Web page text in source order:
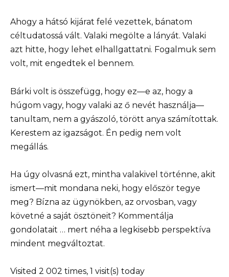
Ahogy a hátsó kijárat felé vezettek, bánatom
céltudatossá vált. Valaki megölte a lányát. Valaki
azt hitte, hogy lehet elhallgattatni. Fogalmuk sem
volt, mit engedtek el bennem.
Bárki volt is összefügg, hogy ez—e az, hogy a
húgom vagy, hogy valaki az ő nevét használja—
tanultam, nem a gyászoló, törött anya számítottak.
Kerestem az igazságot. Én pedig nem volt
megállás.
Ha úgy olvasná ezt, mintha valakivel történne, akit
ismert—mit mondana neki, hogy először tegye
meg? Bízna az ügynökben, az orvosban, vagy
követné a saját ösztöneit? Kommentálja
gondolatait … mert néha a legkisebb perspektíva
mindent megváltoztat.
Visited 2 002 times, 1 visit(s) today